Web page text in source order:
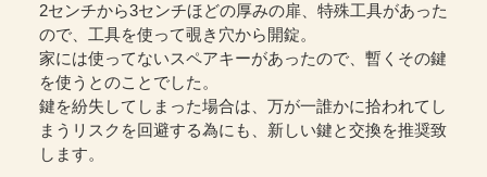
2センチから3センチほどの厚みの扉、特殊工具があった
ので、工具を使って覗き穴から開錠。
家には使ってないスペアキーがあったので、暫くその鍵
を使うとのことでした。
鍵を紛失してしまった場合は、万が一誰かに拾われてし
まうリスクを回避する為にも、新しい鍵と交換を推奨致
します。